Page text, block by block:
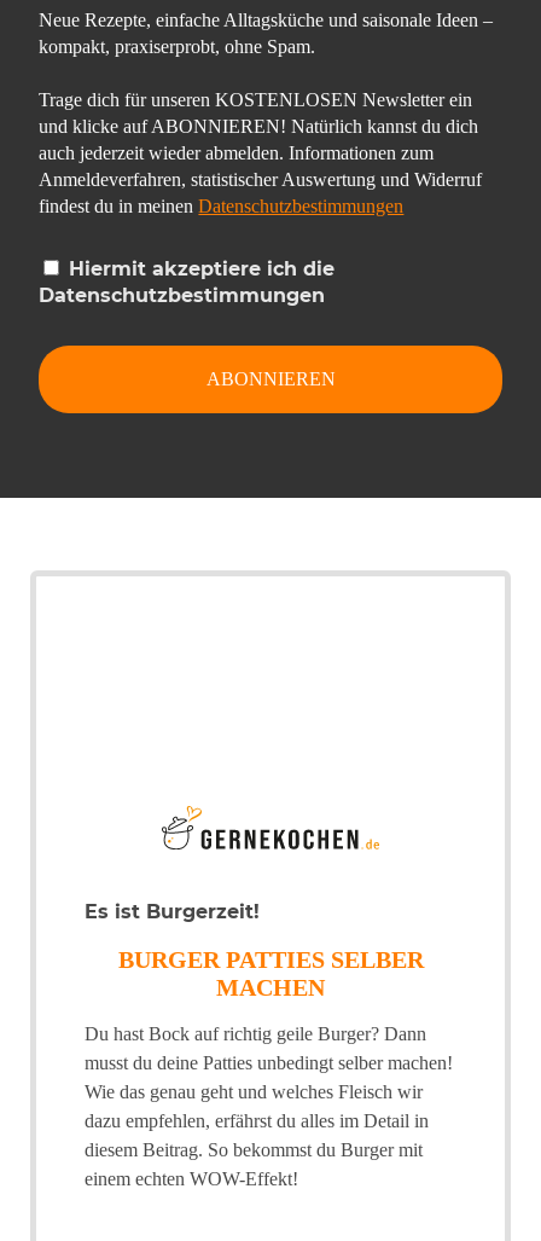
Neue Rezepte, einfache Alltagsküche und saisonale Ideen –
kompakt, praxiserprobt, ohne Spam.
Trage dich für unseren KOSTENLOSEN Newsletter ein
und klicke auf ABONNIEREN! Natürlich kannst du dich
auch jederzeit wieder abmelden. Informationen zum
Anmeldeverfahren, statistischer Auswertung und Widerruf
findest du in meinenDatenschutzbestimmungen
Hiermit akzeptiere ich die
Datenschutzbestimmungen
Es ist Burgerzeit!
BURGER PATTIES SELBER
MACHEN
Du hast Bock auf richtig geile Burger? Dann
musst du deine Patties unbedingt selber machen!
Wie das genau geht und welches Fleisch wir
dazu empfehlen, erfährst du alles im Detail in
diesem Beitrag. So bekommst du Burger mit
einem echten WOW-Effekt!